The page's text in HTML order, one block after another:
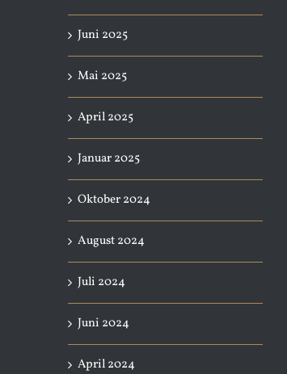
Juni 2025
Mai 2025
April 2025
Januar 2025
Oktober 2024
August 2024
Juli 2024
Juni 2024
April 2024